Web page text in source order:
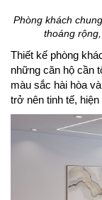
Phòng khách
thoáng
Thiết kế phòng
những căn hộ cần
màu sắc hài hòa
trở nên tinh tế,